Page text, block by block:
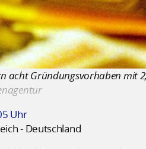
acht Gründungsvorhaben mit
Uhr
- Deutschland